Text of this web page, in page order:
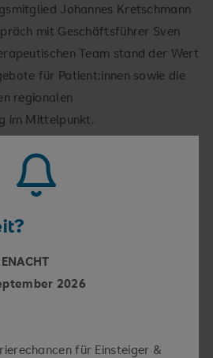
2026
für Einsteiger &
Johannes Kretschmann
mit Geschäftsführer Sven
Team stand der Wert
für Patient:innen sowie die
regionalen
im Mittelpunkt.